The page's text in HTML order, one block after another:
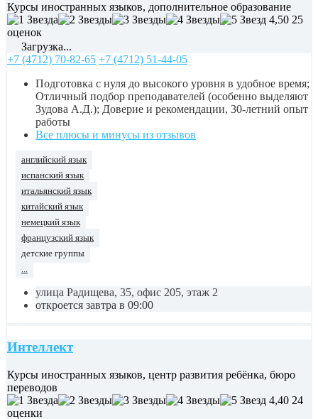
Курсы иностранных языков, дополнительное образование
4,50 25
оценок
Загрузка...
+7 (4712) 70-82-65 +7 (4712) 51-44-05
Подготовка с нуля до высокого уровня в удобное время;
Отличный подбор преподавателей (особенно выделяют
Зудова А.Д.); Доверие и рекомендации, 30-летний опыт
работы
Все плюсы и минусы из отзывов
английский язык
испанский язык
итальянский язык
китайский язык
немецкий язык
французский язык
детские группы
...
улица Радищева, 35, офис 205, этаж 2
откроется завтра в 09:00
Интеллект
Курсы иностранных языков, центр развития ребёнка, бюро
переводов
4,40 24
оценки